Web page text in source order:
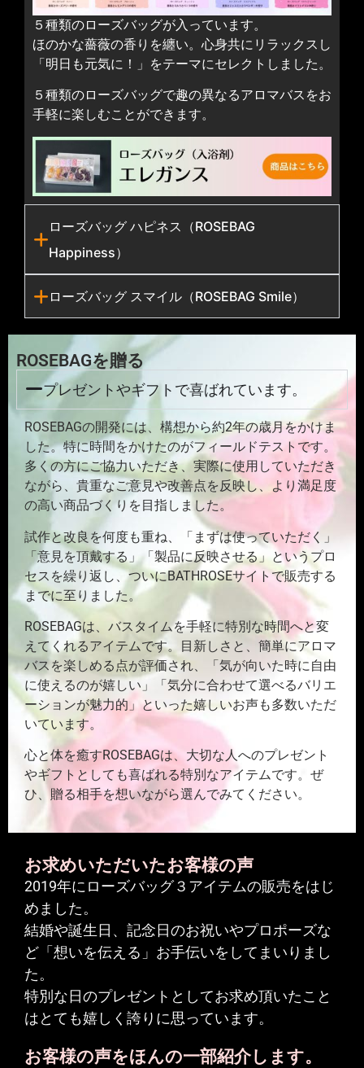
５種類のローズバッグが入っています。
ほのかな薔薇の香りを纏い。心身共にリラックスし
「明日も元気に！」をテーマにセレクトしました。
５種類のローズバッグで趣の異なるアロマバスをお
手軽に楽しむことができます。
ローズバッグ ハピネス（ROSEBAG
Happiness）
ローズバッグ スマイル（ROSEBAG Smile）
ROSEBAGを贈る
プレゼントやギフトで喜ばれています。
ROSEBAGの開発には、構想から約2年の歳月をかけま
した。特に時間をかけたのがフィールドテストです。
多くの方にご協力いただき、実際に使用していただき
ながら、貴重なご意見や改善点を反映し、より満足度
の高い商品づくりを目指しました。
試作と改良を何度も重ね、「まずは使っていただく」
「意見を頂戴する」「製品に反映させる」というプロ
セスを繰り返し、ついにBATHROSEサイトで販売する
までに至りました。
ROSEBAGは、バスタイムを手軽に特別な時間へと変
えてくれるアイテムです。目新しさと、簡単にアロマ
バスを楽しめる点が評価され、「気が向いた時に自由
に使えるのが嬉しい」「気分に合わせて選べるバリエ
ーションが魅力的」といった嬉しいお声も多数いただ
いています。
心と体を癒すROSEBAGは、大切な人へのプレゼント
やギフトとしても喜ばれる特別なアイテムです。ぜ
ひ、贈る相手を想いながら選んでみてください。
お求めいただいたお客様の声
2019年にローズバッグ３アイテムの販売をはじ
めました。
結婚や誕生日、記念日のお祝いやプロポーズな
ど「想いを伝える」お手伝いをしてまいりまし
た。
特別な日のプレゼントとしてお求め頂いたこと
はとても嬉しく誇りに思っています。
お客様の声をほんの一部紹介します。